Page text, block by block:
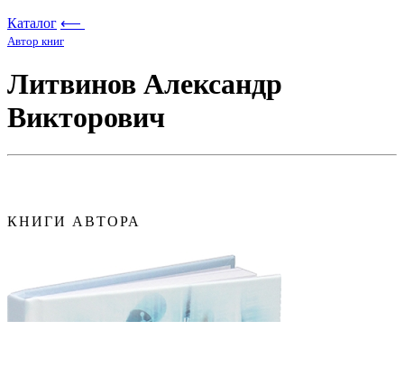
Каталог ⟵
Автор книг
Литвинов Александр
Викторович
КНИГИ АВТОРА